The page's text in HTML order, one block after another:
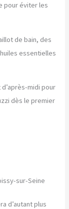
pour éviter les
de bain, des
essentielles
midi pour
dès le premier
sur-Seine
d’autant plus